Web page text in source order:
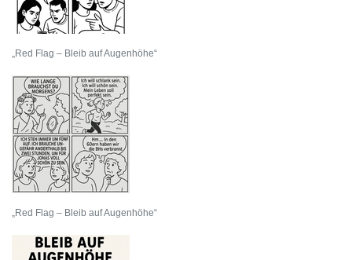
„Red Flag – Bleib auf Augenhöhe“
„Red Flag – Bleib auf Augenhöhe“